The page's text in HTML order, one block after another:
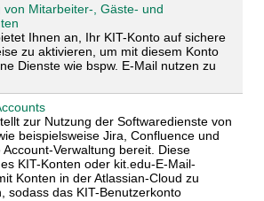
von Mitarbeiter-, Gäste- und
Ihnen an, Ihr KIT-Konto auf sichere
zu aktivieren, um mit diesem Konto
Dienste wie bspw. E-Mail nutzen zu
zur Nutzung der Softwaredienste von
beispielsweise Jira, Confluence und
Account-Verwaltung bereit. Diese
KIT-Konten oder kit.edu-E-Mail-
Konten in der Atlassian-Cloud zu
sodass das KIT-Benutzerkonto